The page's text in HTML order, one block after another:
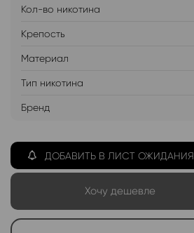
Кол-во никотина
Крепость
Материал
Тип никотина
Бренд
ДОБАВИТЬ В ЛИСТ ОЖИДАНИЯ
Хочу дешевле